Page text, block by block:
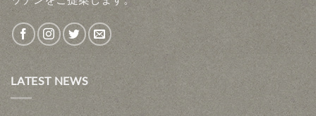
LATEST NEWS